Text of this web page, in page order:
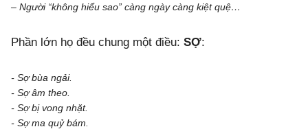
– Người “không hiểu sao” càng ngày càng kiệt quệ…
Phần lớn họ đều chung một điều: SỢ:
- Sợ bùa ngải.
- Sợ âm theo.
- Sợ bị vong nhặt.
- Sợ ma quỷ bám.